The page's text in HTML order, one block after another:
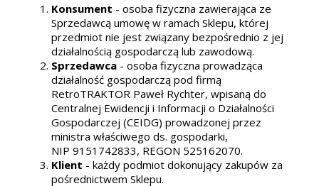
Konsument - osoba fizyczna zawierająca ze
Sprzedawcą umowę w ramach Sklepu, której
przedmiot nie jest związany bezpośrednio z jej
działalnością gospodarczą lub zawodową.
Sprzedawca - osoba fizyczna prowadząca
działalność gospodarczą pod firmą
RetroTRAKTOR Paweł Rychter, wpisaną do
Centralnej Ewidencji i Informacji o Działalności
Gospodarczej (CEIDG) prowadzonej przez
ministra właściwego ds. gospodarki,
NIP 9151742833, REGON 525162070.
Klient - każdy podmiot dokonujący zakupów za
pośrednictwem Sklepu.